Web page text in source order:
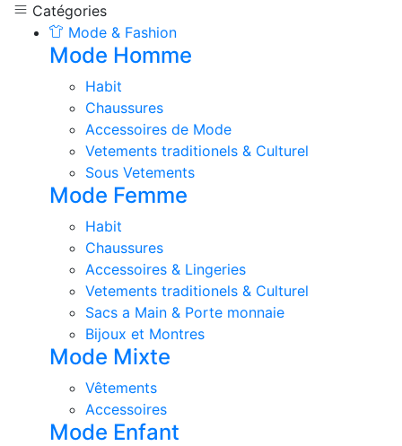
Catégories
Mode & Fashion
Mode Homme
Habit
Chaussures
Accessoires de Mode
Vetements traditionels & Culturel
Sous Vetements
Mode Femme
Habit
Chaussures
Accessoires & Lingeries
Vetements traditionels & Culturel
Sacs a Main & Porte monnaie
Bijoux et Montres
Mode Mixte
Vêtements
Accessoires
Mode Enfant